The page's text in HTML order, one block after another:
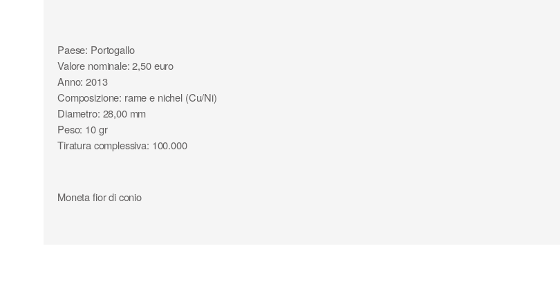
Paese: Portogallo
Valore nominale: 2,50 euro
Anno: 2013
Composizione: rame e nichel (Cu/Ni)
Diametro: 28,00 mm
Peso: 10 gr
Tiratura complessiva: 100.000
Moneta fior di conio